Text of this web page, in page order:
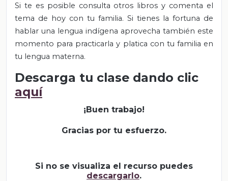
Si te es posible consulta otros libros y comenta el
tema de hoy con tu familia. Si tienes la fortuna de
hablar una lengua indígena aprovecha también este
momento para practicarla y platica con tu familia en
tu lengua materna.
Descarga tu clase dando clic
aquí
¡Buen trabajo!
Gracias por tu esfuerzo.
Si no se visualiza el recurso puedes
descargarlo.